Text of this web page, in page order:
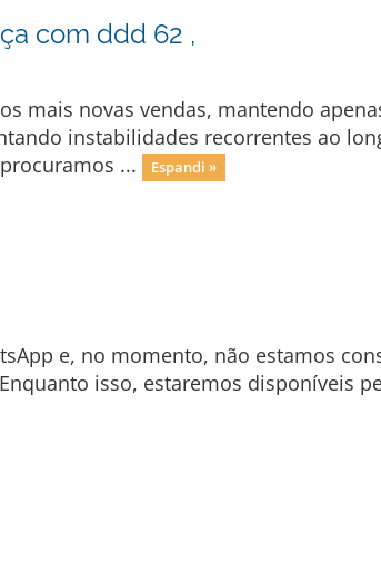
com ddd 62 ,
mais novas vendas, mantendo
instabilidades recorrentes ao
...
Espandi »
e, no momento, não estamos
isso, estaremos disponíveis